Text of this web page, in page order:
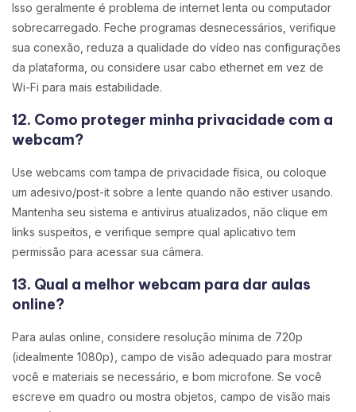
Isso geralmente é problema de internet lenta ou computador
sobrecarregado. Feche programas desnecessários, verifique
sua conexão, reduza a qualidade do vídeo nas configurações
da plataforma, ou considere usar cabo ethernet em vez de
Wi-Fi para mais estabilidade.
12. Como proteger minha privacidade com a
webcam?
Use webcams com tampa de privacidade física, ou coloque
um adesivo/post-it sobre a lente quando não estiver usando.
Mantenha seu sistema e antivírus atualizados, não clique em
links suspeitos, e verifique sempre qual aplicativo tem
permissão para acessar sua câmera.
13. Qual a melhor webcam para dar aulas
online?
Para aulas online, considere resolução mínima de 720p
(idealmente 1080p), campo de visão adequado para mostrar
você e materiais se necessário, e bom microfone. Se você
escreve em quadro ou mostra objetos, campo de visão mais